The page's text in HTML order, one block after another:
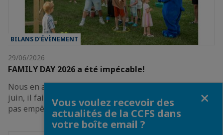
BILANS D’ÉVÈNEMENT
29/06/2026
FAMILY DAY 2026 a été impécable!
Nous en avons pleinement profité !Oui, ce samedi 20
juin, il faisait vraiment très chaud. Mais cela ne nous a
pas empêchés de profiter pleinement du…
Vous voulez recevoir des
actualités de la CCFS dans
votre boîte email ?